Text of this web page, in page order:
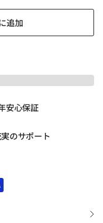
追加
安心保証
のサポート